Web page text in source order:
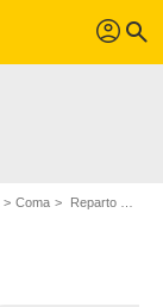
profil search
Coma Reparto Coma